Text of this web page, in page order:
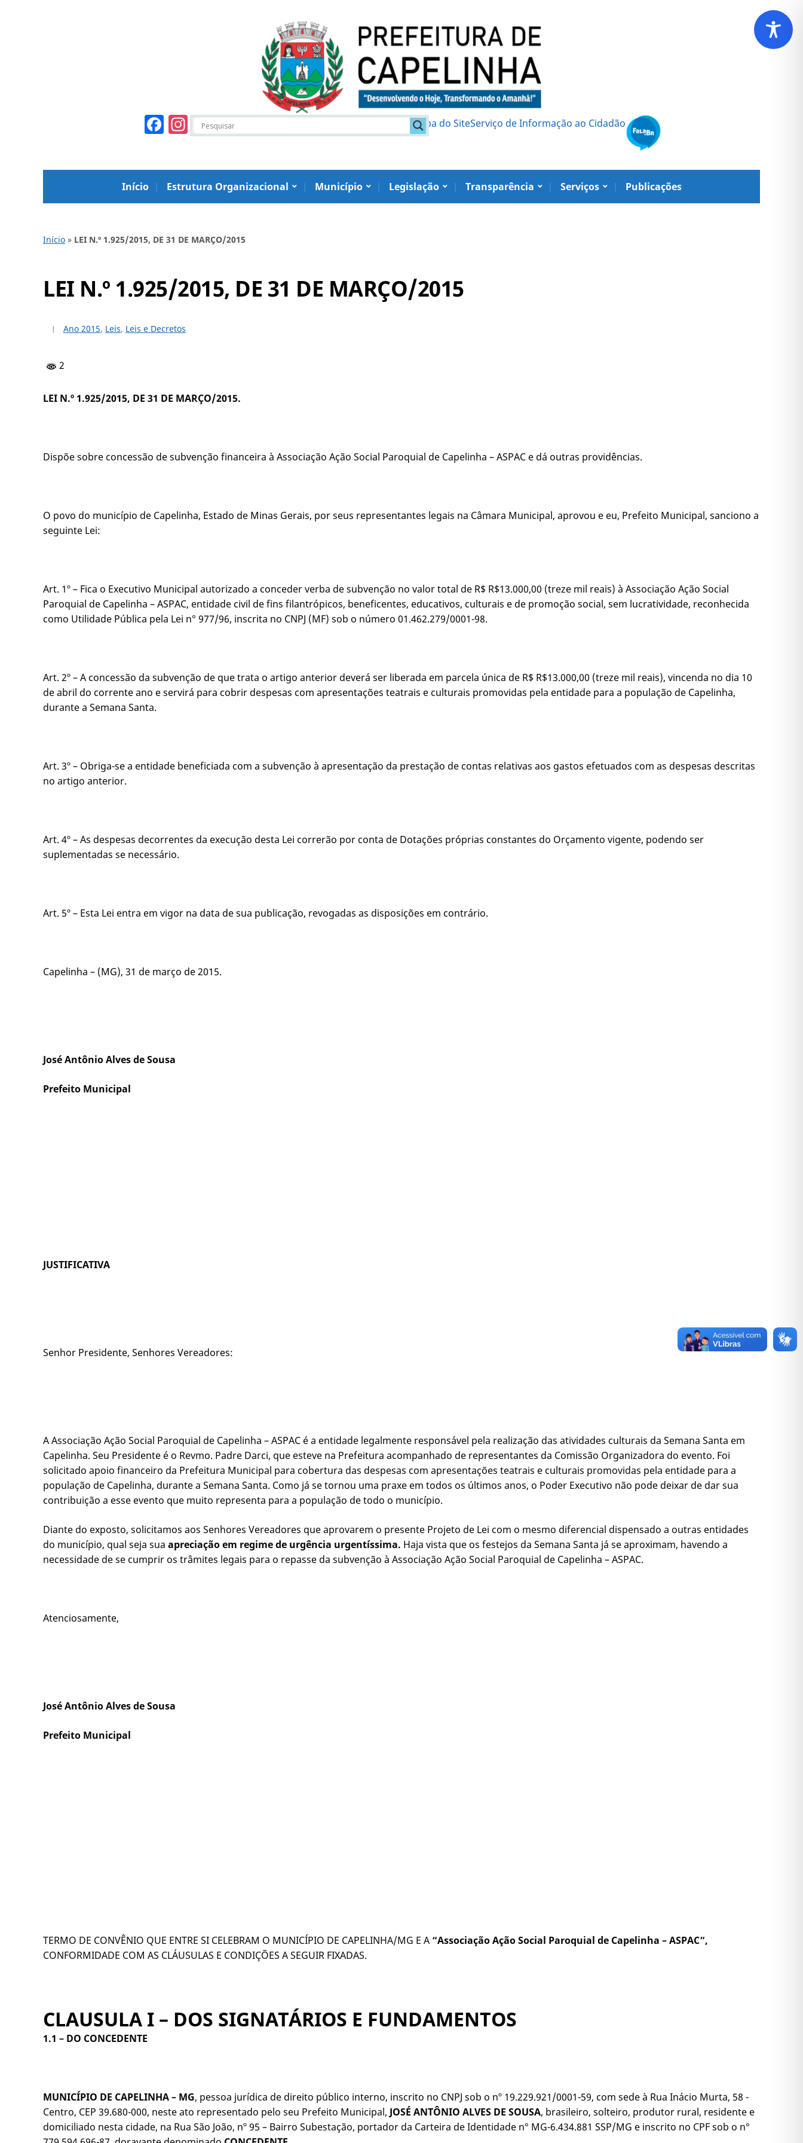
Facebook
Instagram Mapa do SiteServiço de Informação ao Cidadão
Início Estrutura Organizacional Município Legislação Transparência Serviços Publicações
Início » LEI N.º 1.925/2015, DE 31 DE MARÇO/2015
LEI N.º 1.925/2015, DE 31 DE MARÇO/2015
Ano 2015, Leis, Leis e Decretos
2
LEI N.º 1.925/2015, DE 31 DE MARÇO/2015.
Dispõe sobre concessão de subvenção financeira à Associação Ação Social Paroquial de Capelinha – ASPAC e dá outras providências.
O povo do município de Capelinha, Estado de Minas Gerais, por seus representantes legais na Câmara Municipal, aprovou e eu, Prefeito Municipal, sanciono a
seguinte Lei:
Art. 1º – Fica o Executivo Municipal autorizado a conceder verba de subvenção no valor total de R$ R$13.000,00 (treze mil reais) à Associação Ação Social
Paroquial de Capelinha – ASPAC, entidade civil de fins filantrópicos, beneficentes, educativos, culturais e de promoção social, sem lucratividade, reconhecida
como Utilidade Pública pela Lei n° 977/96, inscrita no CNPJ (MF) sob o número 01.462.279/0001-98.
Art. 2º – A concessão da subvenção de que trata o artigo anterior deverá ser liberada em parcela única de R$ R$13.000,00 (treze mil reais), vincenda no dia 10
de abril do corrente ano e servirá para cobrir despesas com apresentações teatrais e culturais promovidas pela entidade para a população de Capelinha,
durante a Semana Santa.
Art. 3º – Obriga-se a entidade beneficiada com a subvenção à apresentação da prestação de contas relativas aos gastos efetuados com as despesas descritas
no artigo anterior.
Art. 4º – As despesas decorrentes da execução desta Lei correrão por conta de Dotações próprias constantes do Orçamento vigente, podendo ser
suplementadas se necessário.
Art. 5º – Esta Lei entra em vigor na data de sua publicação, revogadas as disposições em contrário.
Capelinha – (MG), 31 de março de 2015.
José Antônio Alves de Sousa
Prefeito Municipal
JUSTIFICATIVA
Senhor Presidente, Senhores Vereadores:
A Associação Ação Social Paroquial de Capelinha – ASPAC é a entidade legalmente responsável pela realização das atividades culturais da Semana Santa em
Capelinha. Seu Presidente é o Revmo. Padre Darci, que esteve na Prefeitura acompanhado de representantes da Comissão Organizadora do evento. Foi
solicitado apoio financeiro da Prefeitura Municipal para cobertura das despesas com apresentações teatrais e culturais promovidas pela entidade para a
população de Capelinha, durante a Semana Santa. Como já se tornou uma praxe em todos os últimos anos, o Poder Executivo não pode deixar de dar sua
contribuição a esse evento que muito representa para a população de todo o município.
Diante do exposto, solicitamos aos Senhores Vereadores que aprovarem o presente Projeto de Lei com o mesmo diferencial dispensado a outras entidades
do município, qual seja sua apreciação em regime de urgência urgentíssima. Haja vista que os festejos da Semana Santa já se aproximam, havendo a
necessidade de se cumprir os trâmites legais para o repasse da subvenção à Associação Ação Social Paroquial de Capelinha – ASPAC.
Atenciosamente,
José Antônio Alves de Sousa
Prefeito Municipal
TERMO DE CONVÊNIO QUE ENTRE SI CELEBRAM O MUNICÍPIO DE CAPELINHA/MG E A “Associação Ação Social Paroquial de Capelinha – ASPAC”,
CONFORMIDADE COM AS CLÁUSULAS E CONDIÇÕES A SEGUIR FIXADAS.
CLAUSULA I – DOS SIGNATÁRIOS E FUNDAMENTOS
1.1 – DO CONCEDENTE
MUNICÍPIO DE CAPELINHA – MG, pessoa jurídica de direito público interno, inscrito no CNPJ sob o nº 19.229.921/0001-59, com sede à Rua Inácio Murta, 58 -
Centro, CEP 39.680-000, neste ato representado pelo seu Prefeito Municipal, JOSÉ ANTÔNIO ALVES DE SOUSA, brasileiro, solteiro, produtor rural, residente e
domiciliado nesta cidade, na Rua São João, nº 95 – Bairro Subestação, portador da Carteira de Identidade n° MG-6.434.881 SSP/MG e inscrito no CPF sob o n°